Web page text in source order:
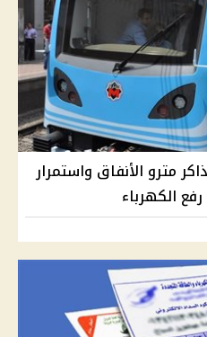
مترو الأنفاق واستمرار
الكهرباء